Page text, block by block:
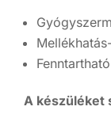
A készüléket